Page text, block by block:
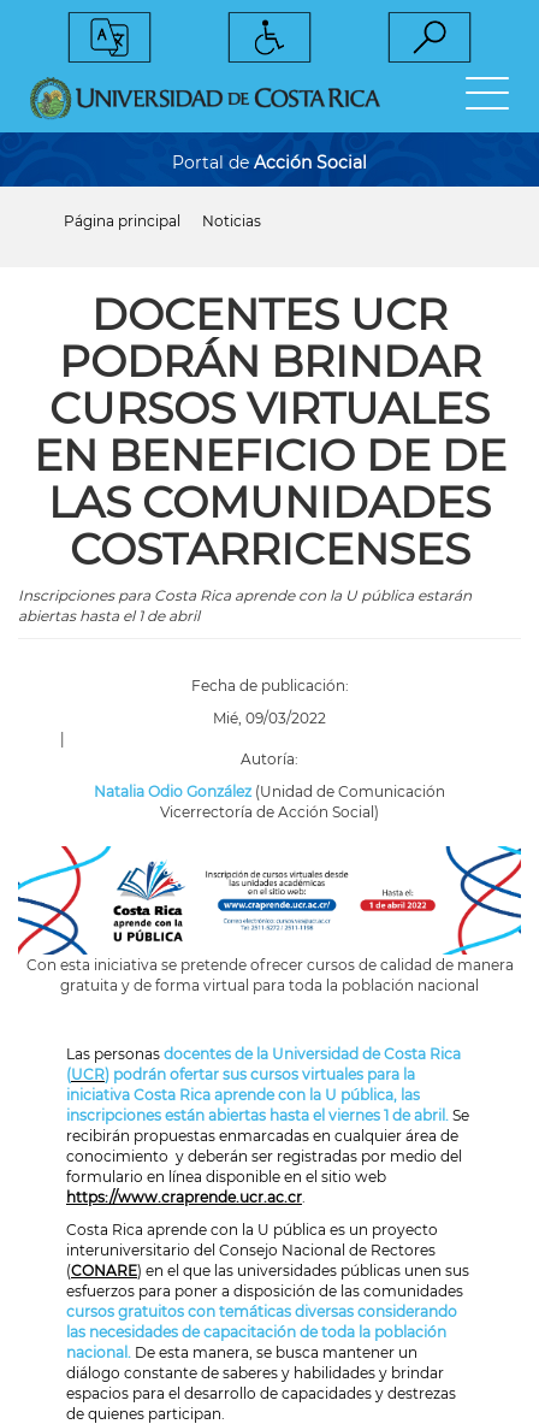
Portal de Acción Social
navegación
Página principal Noticias
DOCENTES UCR
PODRÁN BRINDAR
CURSOS VIRTUALES
EN BENEFICIO DE DE
LAS COMUNIDADES
COSTARRICENSES
Inscripciones para Costa Rica aprende con la U pública estarán
abiertas hasta el 1 de abril
Fecha de publicación:
Mié, 09/03/2022
|
Autoría:
Natalia Odio González (Unidad de Comunicación
Vicerrectoría de Acción Social)
Con esta iniciativa se pretende ofrecer cursos de calidad de manera
gratuita y de forma virtual para toda la población nacional
Las personas docentes de la Universidad de Costa Rica
(UCR) podrán ofertar sus cursos virtuales para la
iniciativa Costa Rica aprende con la U pública, las
inscripciones están abiertas hasta el viernes 1 de abril. Se
recibirán propuestas enmarcadas en cualquier área de
conocimiento y deberán ser registradas por medio del
formulario en línea disponible en el sitio web
https://www.craprende.ucr.ac.cr
Costa Rica aprende con la U pública es un proyecto
interuniversitario del Consejo Nacional de Rectores
(CONARE) en el que las universidades públicas unen sus
esfuerzos para poner a disposición de las comunidades
cursos gratuitos con temáticas diversas considerando
las necesidades de capacitación de toda la población
nacional . De esta manera, se busca mantener un
diálogo constante de saberes y habilidades y brindar
espacios para el desarrollo de capacidades y destrezas
de quienes participan.